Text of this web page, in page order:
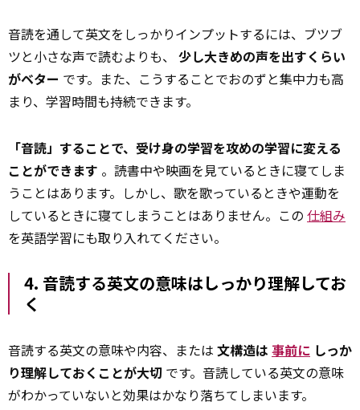
音読を通して英文をしっかりインプットするには、ブツブ
ツと小さな声で読むよりも、 少し大きめの声を出すくらい
がベター です。また、こうすることでおのずと集中力も高
まり、学習時間も持続できます。
「音読」することで、受け身の学習を攻めの学習に変える
ことができます 。読書中や映画を見ているときに寝てしま
うことはあります。しかし、歌を歌っているときや運動を
しているときに寝てしまうことはありません。この 仕組み
を英語学習にも取り入れてください。
4. 音読する英文の意味はしっかり理解してお
く
音読する英文の意味や内容、または 文構造は 事前に しっか
り理解しておくことが大切 です。音読している英文の意味
がわかっていないと効果はかなり落ちてしまいます。